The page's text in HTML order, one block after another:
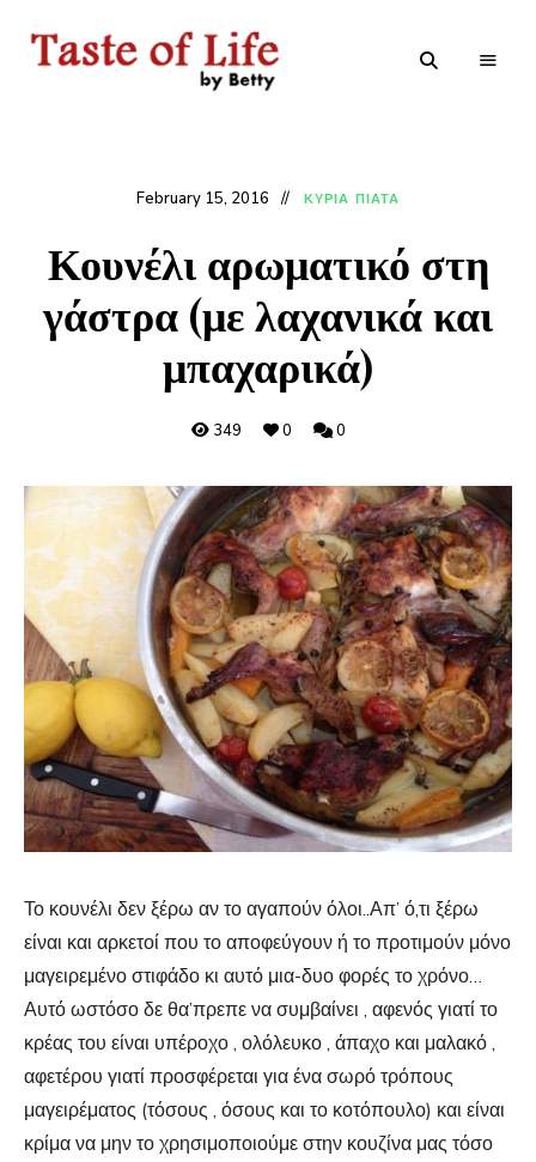
February 15, 2016 ΚΥΡΙΑ ΠΙΑΤΑ
Κουνέλι αρωματικό στη
γάστρα (με λαχανικά και
μπαχαρικά)
349 0 0
Το κουνέλι δεν ξέρω αν το αγαπούν όλοι..Απ’ ό,τι ξέρω
είναι και αρκετοί που το αποφεύγουν ή το προτιμούν μόνο
μαγειρεμένο στιφάδο κι αυτό μια-δυο φορές το χρόνο…
Αυτό ωστόσο δε θα’πρεπε να συμβαίνει , αφενός γιατί το
κρέας του είναι υπέροχο , ολόλευκο , άπαχο και μαλακό ,
αφετέρου γιατί προσφέρεται για ένα σωρό τρόπους
μαγειρέματος (τόσους , όσους και το κοτόπουλο) και είναι
κρίμα να μην το χρησιμοποιούμε στην κουζίνα μας τόσο